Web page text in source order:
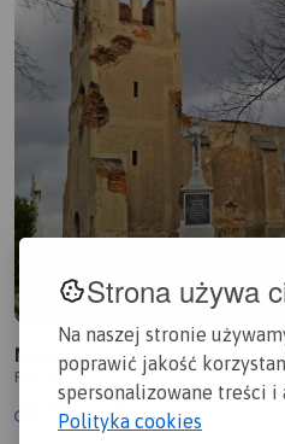
Strona używa
Na naszej stronie
poprawić jakość
spersonalizowane treści i
Polityka cookies
Nowa Cerekwia
Rybnik
5.3/6
105 km